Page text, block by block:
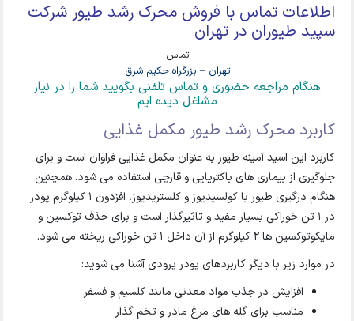
اطلاعات تماس با فروش محرک رشد طیور شرکت
سپید طیوران در تهران
تماس
تهران – بزرگراه حکیم شرق
هنگام مراجعه حضوری و تماس تلفنی بگویید شما را در نیاز
مشاغل دیده ایم
کاربرد محرک رشد طیور مکمل غذایی
کاربرد این اسید آمینه طیور به عنوان مکمل غذایی فراوان است و برای
جلوگیری از بیماری های باکتریایی و قارچی استفاده می شود. همچنین
هنگام درگیری طیور با کولسیدیوز و کلستریدیوز، افزدون 1 کیلوگرم پودر
در 1 تن خوراکی بسیار مفید و تاثیرگذار است و برای حذف توکسین و
مایکوتوکسین ها 2 کیلوگرم از آن داخل 1 تن خوراکی ریخته می شود.
در موارد زیر با دیگر کاربردهای پودر پرودی آشنا می شوید:
افزایش در جذب مواد معدنی مانند کلسیم و فسفر
مناسب برای گله های مرغ مادر و تخم گذار